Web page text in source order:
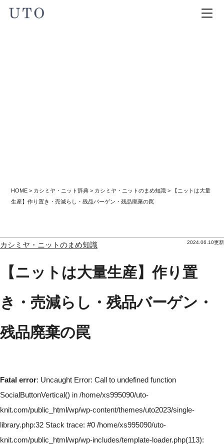
HOME > カシミヤ・ニット辞典 > カシミヤ・ニットのまめ知識 >
【ニットは大量
生産】作り置き・売減らし・残品バーゲン・残品廃棄の罠
2024.06.10更新
カシミヤ・ニットのまめ知識
【ニットは大量生産】作り置
き・売減らし・残品バーゲン・
残品廃棄の罠
Fatal error: Uncaught Error: Call to undefined function
SocialButtonVertical() in /home/xs995090/uto-
knit.com/public_html/wp/wp-content/themes/uto2023/single-
library.php:32 Stack trace: #0 /home/xs995090/uto-
knit.com/public_html/wp/wp-includes/template-loader.php(113):